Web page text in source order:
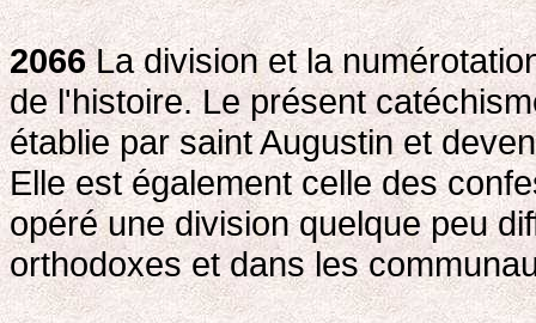
2066La division et la
de l'histoire. Le présent
établie par saint Augustin et
Elle est également celle des
opéré une division quelque peu
orthodoxes et dans les